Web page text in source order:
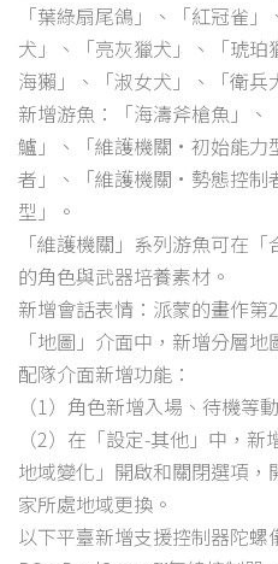
「葉綠扇尾鴿」、「紅冠雀
犬」、「亮灰獵犬」、「琥
海獺」、「淑女犬」、「衛兵
新增游魚：「海濤斧槍魚」
鱸」、「維護機關·初始能
者」、「維護機關·勢態控
型」。
「維護機關」系列游魚可在
的角色與武器培養素材。
新增會話表情：派蒙的畫作第
「地圖」介面中，新增分層地
配隊介面新增功能：
（1）角色新增入場、待機等
（2）在「設定-其他」中，
地域變化」開啟和關閉選項
家所處地域更換。
以下平臺新增支援控制器陀螺